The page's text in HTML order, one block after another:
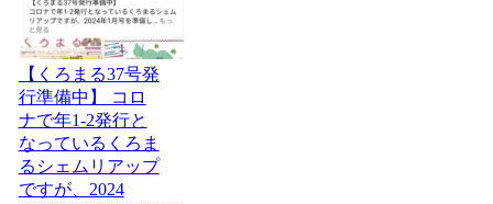
【くろまる37号発
行準備中】 コロ
ナで年1-2発行と
なっているくろま
るシェムリアップ
ですが、2024